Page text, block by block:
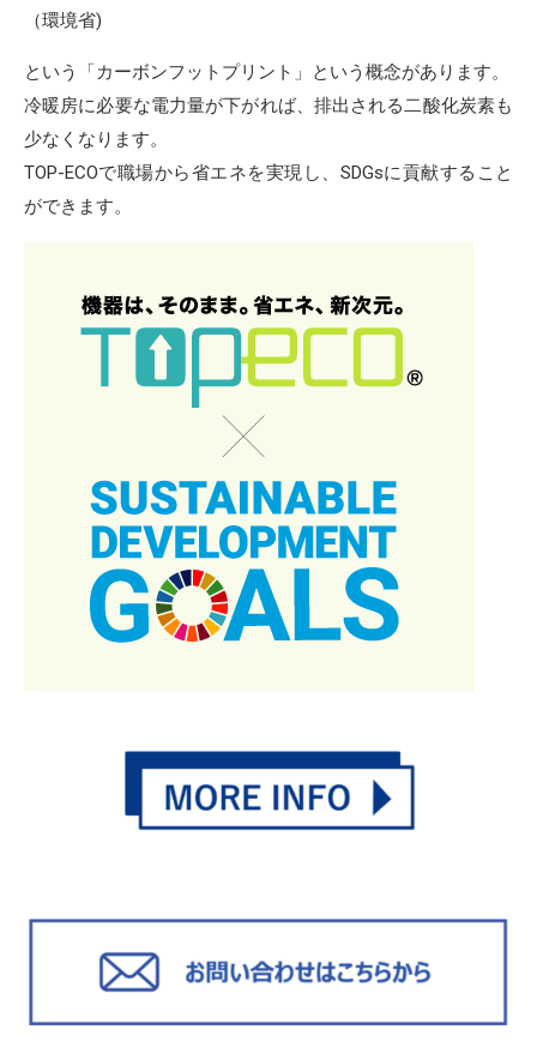
（環境省)
という「カーボンフットプリント」という概念があります。
冷暖房に必要な電力量が下がれば、排出される二酸化炭素も
少なくなります。
TOP-ECOで職場から省エネを実現し、SDGsに貢献すること
ができます。